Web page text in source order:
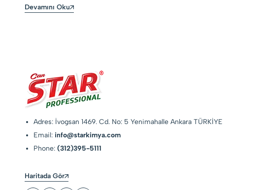
Devamını Oku
Adres: İvogsan 1469. Cd. No: 5 Yenimahalle Ankara TÜRKİYE
Email: info@starkimya.com
Phone:(312)395-5111
Haritada Gör